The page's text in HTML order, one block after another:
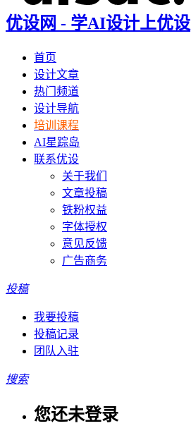
优设网 - 学AI设计上优设
首页
设计文章
热门频道
设计导航
培训课程
AI星踪岛
联系优设
关于我们
文章投稿
铁粉权益
字体授权
意见反馈
广告商务
投稿
我要投稿
投稿记录
团队入驻
搜索
您还未登录